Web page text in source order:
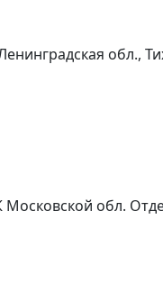
обл.,
обл.